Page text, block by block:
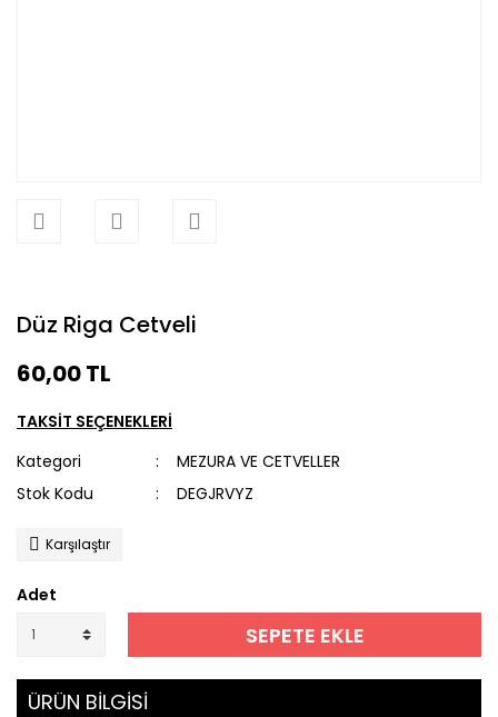
Düz Riga Cetveli
60,00 TL
TAKSİT SEÇENEKLERİ
Kategori
MEZURA VE CETVELLER
Stok Kodu
DEGJRVYZ
Karşılaştır
Adet
SEPETE EKLE
ÜRÜN BİLGİSİ